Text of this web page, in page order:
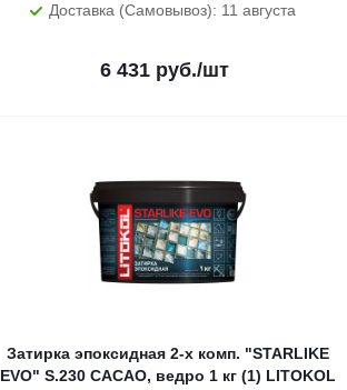
Доставка (Самовывоз): 11 августа
6 431руб./шт
Затирка эпоксидная 2-х комп. "STARLIKE
EVO" S.230 CACAO, ведро 1 кг (1) LITOKOL